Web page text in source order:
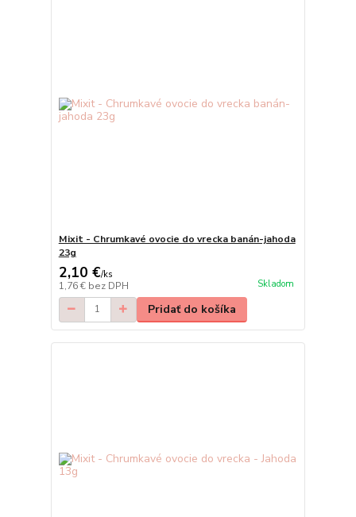
Mixit - Chrumkavé ovocie do vrecka banán-jahoda
23g
2,10 €/ks
1,76 € bez DPH Skladom
Pridať do košíka